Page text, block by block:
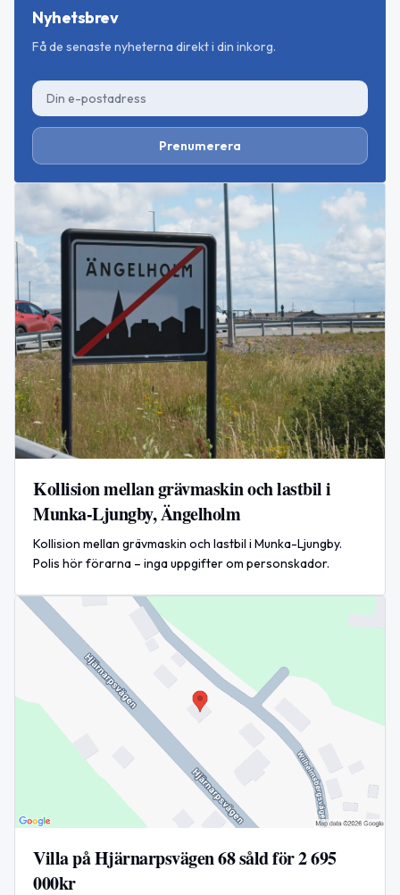
Nyhetsbrev
Få de senaste nyheterna direkt i din inkorg.
Prenumerera
Kollision mellan grävmaskin och lastbil i
Munka-Ljungby, Ängelholm
Kollision mellan grävmaskin och lastbil i Munka-Ljungby.
Polis hör förarna – inga uppgifter om personskador.
Villa på Hjärnarpsvägen 68 såld för 2 695
000kr